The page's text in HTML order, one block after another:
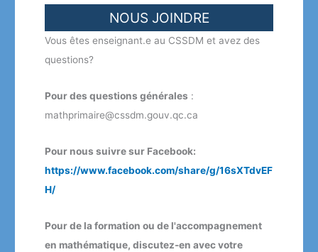
NOUS JOINDRE
Vous êtes enseignant.e au CSSDM et avez des
questions?
Pour des questions générales :
mathprimaire@cssdm.gouv.qc.ca
Pour nous suivre sur Facebook:
https://www.facebook.com/share/g/16sXTdvEF
H/
Pour de la formation ou de l'accompagnement
en mathématique, discutez-en avec votre